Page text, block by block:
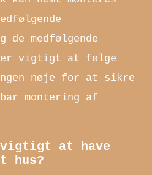
de medfølgende
er vigtigt at følge
nøje for at sikre
montering af
at have
hus?